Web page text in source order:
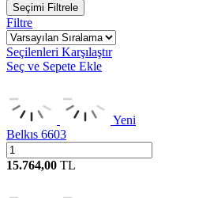
Seçimi Filtrele
Filtre
Seçilenleri Karşılaştır
Seç ve Sepete Ekle
Yeni
Belkıs 6603
15.764,00 TL